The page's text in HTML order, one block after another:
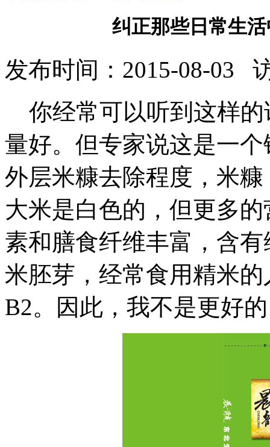
纠正那些日常生
发布时间：2015-08-03
你经常可以听到这样的
量好。但专家说这是一
外层米糠去除程度，米
大米是白色的，但更多
素和膳食纤维丰富，含
米胚芽，经常食用精米
B2。因此，我不是更好